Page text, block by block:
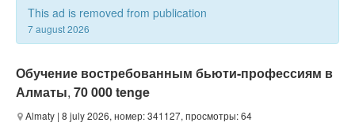
Blog
This ad is removed from publication
7 august 2026
Обучение востребованным бьюти-профессиям в
Алматы, 70 000 tenge
Almaty | 8 july 2026, номер: 341127, просмотры: 64